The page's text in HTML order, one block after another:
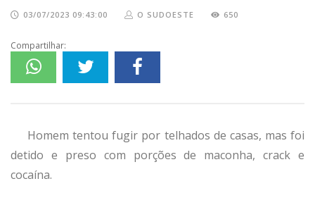
03/07/2023 09:43:00 O SUDOESTE 650
Compartilhar:
Homem tentou fugir por telhados de casas, mas foi
detido e preso com porções de maconha, crack e
cocaína.